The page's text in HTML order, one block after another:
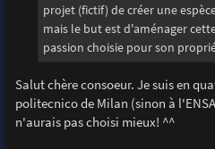
projet (fictif) de créer une
mais le but est d'aménager
passion choisie pour son
Salut chère consoeur. Je suis en
politecnico de Milan (sinon à
n'aurais pas choisi mieux! ^^